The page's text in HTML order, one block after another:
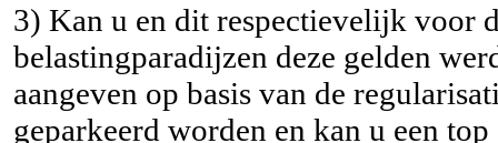
3) Kan u en dit respectievelijk voor
belastingparadijzen deze gelden
aangeven op basis van de
geparkeerd worden en kan u een